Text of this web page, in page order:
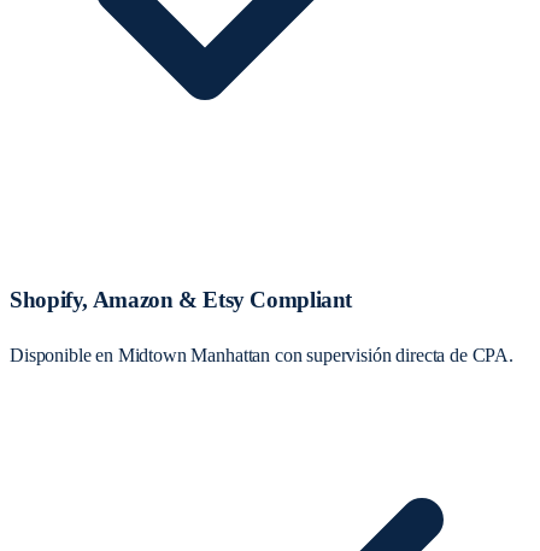
Shopify, Amazon & Etsy Compliant
Disponible en Midtown Manhattan con supervisión directa de CPA.